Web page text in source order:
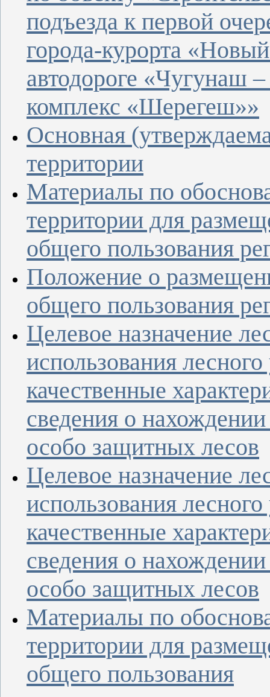
подъезда к первой
города-курорта
автодороге «Чугунаш
комплекс «Шерегеш»»
Основная
территории
Материалы по
территории для
общего пользования
Положение о
общего пользования
Целевое назначение
использования
качественные
сведения о
особо защитных лесов
Целевое назначение
использования
качественные
сведения о
особо защитных лесов
Материалы по
территории для
общего пользования